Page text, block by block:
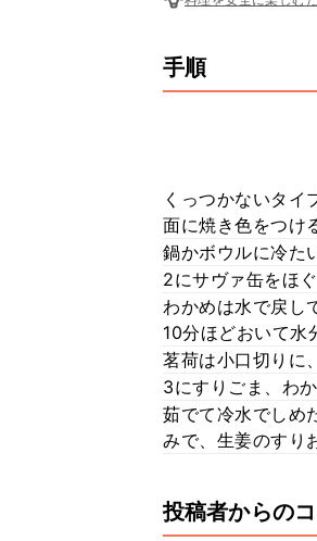
手順
くっつかないタイ
面に焼き色をつけ
鍋かボウルに冷た
2にサヴァ缶をほ
わかめは水で戻し
10分ほどおいて水
茗荷は小口切りに
3にすりごま、わ
茹でて冷水でしめ
みで、生姜のすり
投稿者からの